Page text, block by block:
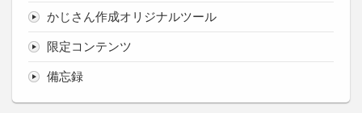
かじさん作成オリジナルツール
限定コンテンツ
備忘録